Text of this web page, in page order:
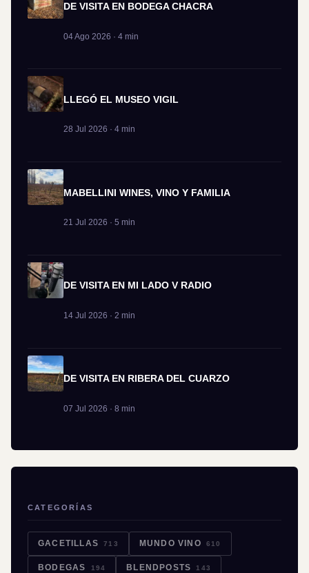
DE VISITA EN BODEGA CHACRA
04 Ago 2026 · 4 min
LLEGÓ EL MUSEO VIGIL
28 Jul 2026 · 4 min
MABELLINI WINES, VINO Y FAMILIA
21 Jul 2026 · 5 min
DE VISITA EN MI LADO V RADIO
14 Jul 2026 · 2 min
DE VISITA EN RIBERA DEL CUARZO
07 Jul 2026 · 8 min
CATEGORÍAS
GACETILLAS 713 MUNDO VINO 610
BODEGAS 194 BLENDPOSTS 143